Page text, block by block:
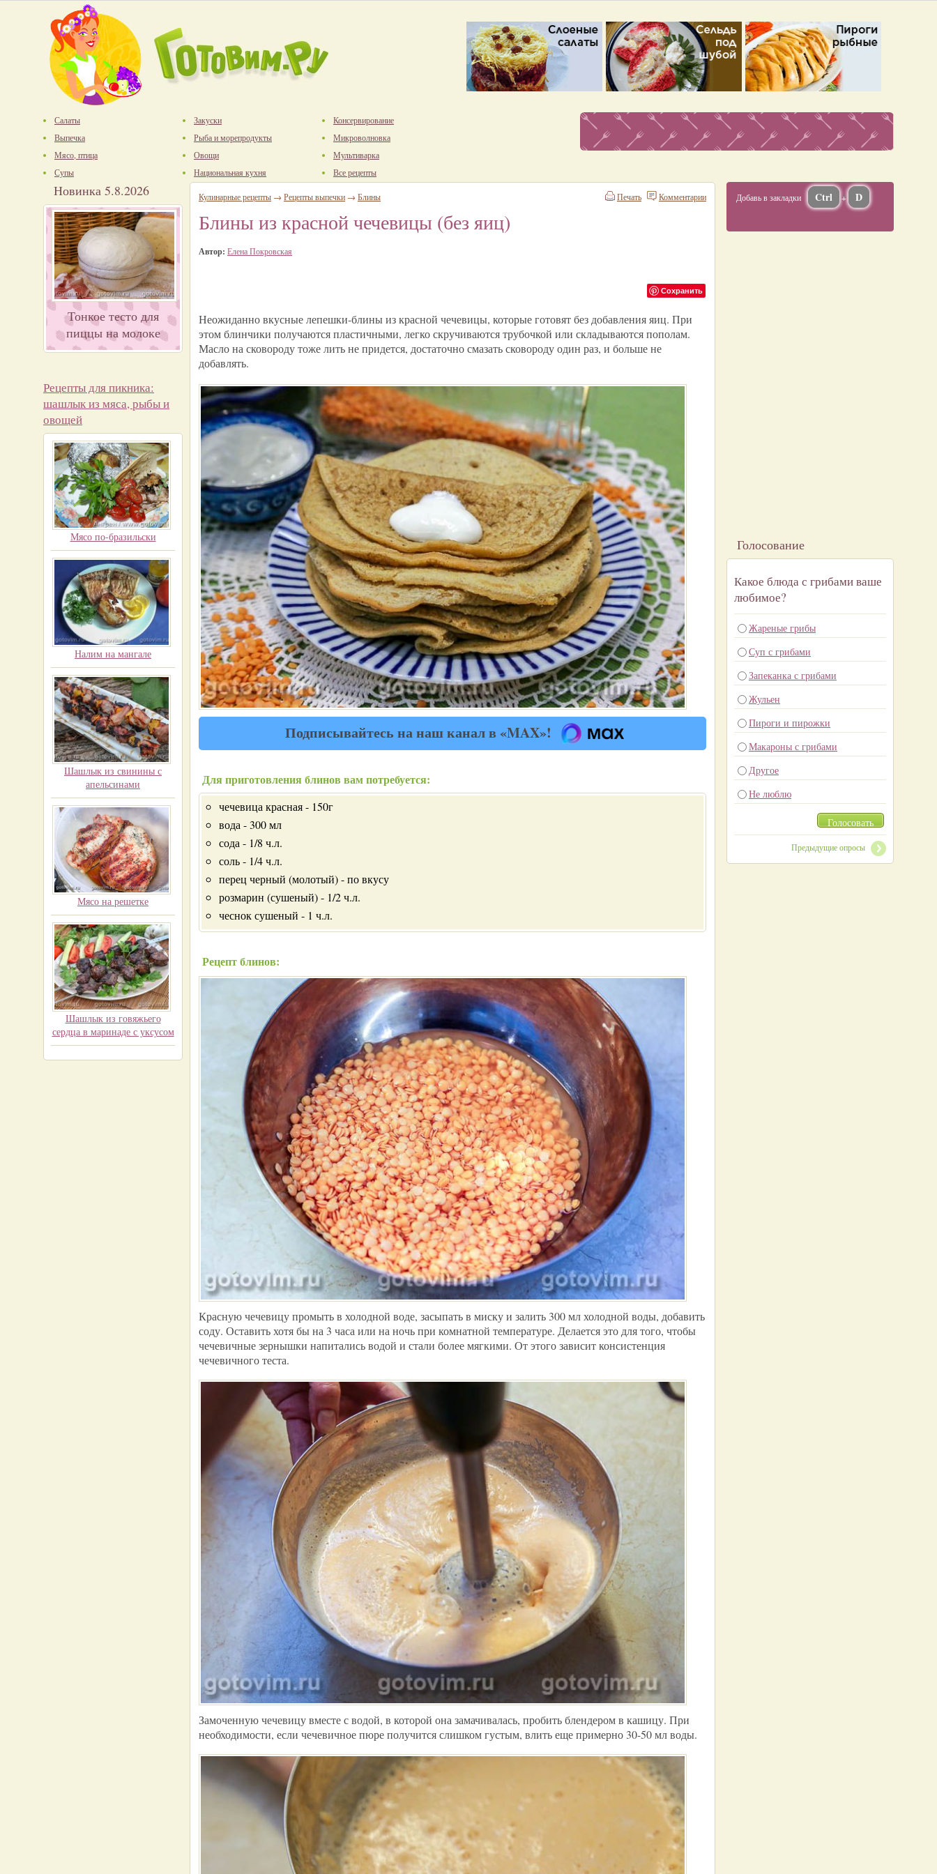
Салаты
Выпечка
Мясо, птица
Супы
Закуски
Рыба и морепродукты
Овощи
Национальная кухня
Консервирование
Микроволновка
Мультиварка
Все рецепты
Новинка 5.8.2026
Тонкое тесто для
пиццы на молоке
Рецепты для пикника:
шашлык из мяса, рыбы и
овощей
Мясо по-бразильски
Налим на мангале
Шашлык из свинины с
апельсинами
Мясо на решетке
Шашлык из говяжьего
сердца в маринаде с уксусом
Комментарии
Печать
Кулинарные рецепты → Рецепты выпечки → Блины
Блины из красной чечевицы (без яиц)
Автор: Елена Покровская
Сохранить
Неожиданно вкусные лепешки-блины из красной чечевицы, которые готовят без добавления яиц. При
этом блинчики получаются пластичными, легко скручиваются трубочкой или складываются пополам.
Масло на сковороду тоже лить не придется, достаточно смазать сковороду один раз, и больше не
добавлять.
Подписывайтесь на наш канал в «MAX»!
Для приготовления блинов вам потребуется:
чечевица красная - 150г
вода - 300 мл
сода - 1/8 ч.л.
соль - 1/4 ч.л.
перец черный (молотый) - по вкусу
розмарин (сушеный) - 1/2 ч.л.
чеснок сушеный - 1 ч.л.
Рецепт блинов:
Красную чечевицу промыть в холодной воде, засыпать в миску и залить 300 мл холодной воды, добавить
соду. Оставить хотя бы на 3 часа или на ночь при комнатной температуре. Делается это для того, чтобы
чечевичные зернышки напитались водой и стали более мягкими. От этого зависит консистенция
чечевичного теста.
Замоченную чечевицу вместе с водой, в которой она замачивалась, пробить блендером в кашицу. При
необходимости, если чечевичное пюре получится слишком густым, влить еще примерно 30-50 мл воды.
Добавь в закладки Ctrl + D
Голосование
Какое блюда с грибами ваше
любимое?
Жареные грибы
Суп с грибами
Запеканка с грибами
Жульен
Пироги и пирожки
Макароны с грибами
Другое
Не люблю
Голосовать
Предыдущие опросы